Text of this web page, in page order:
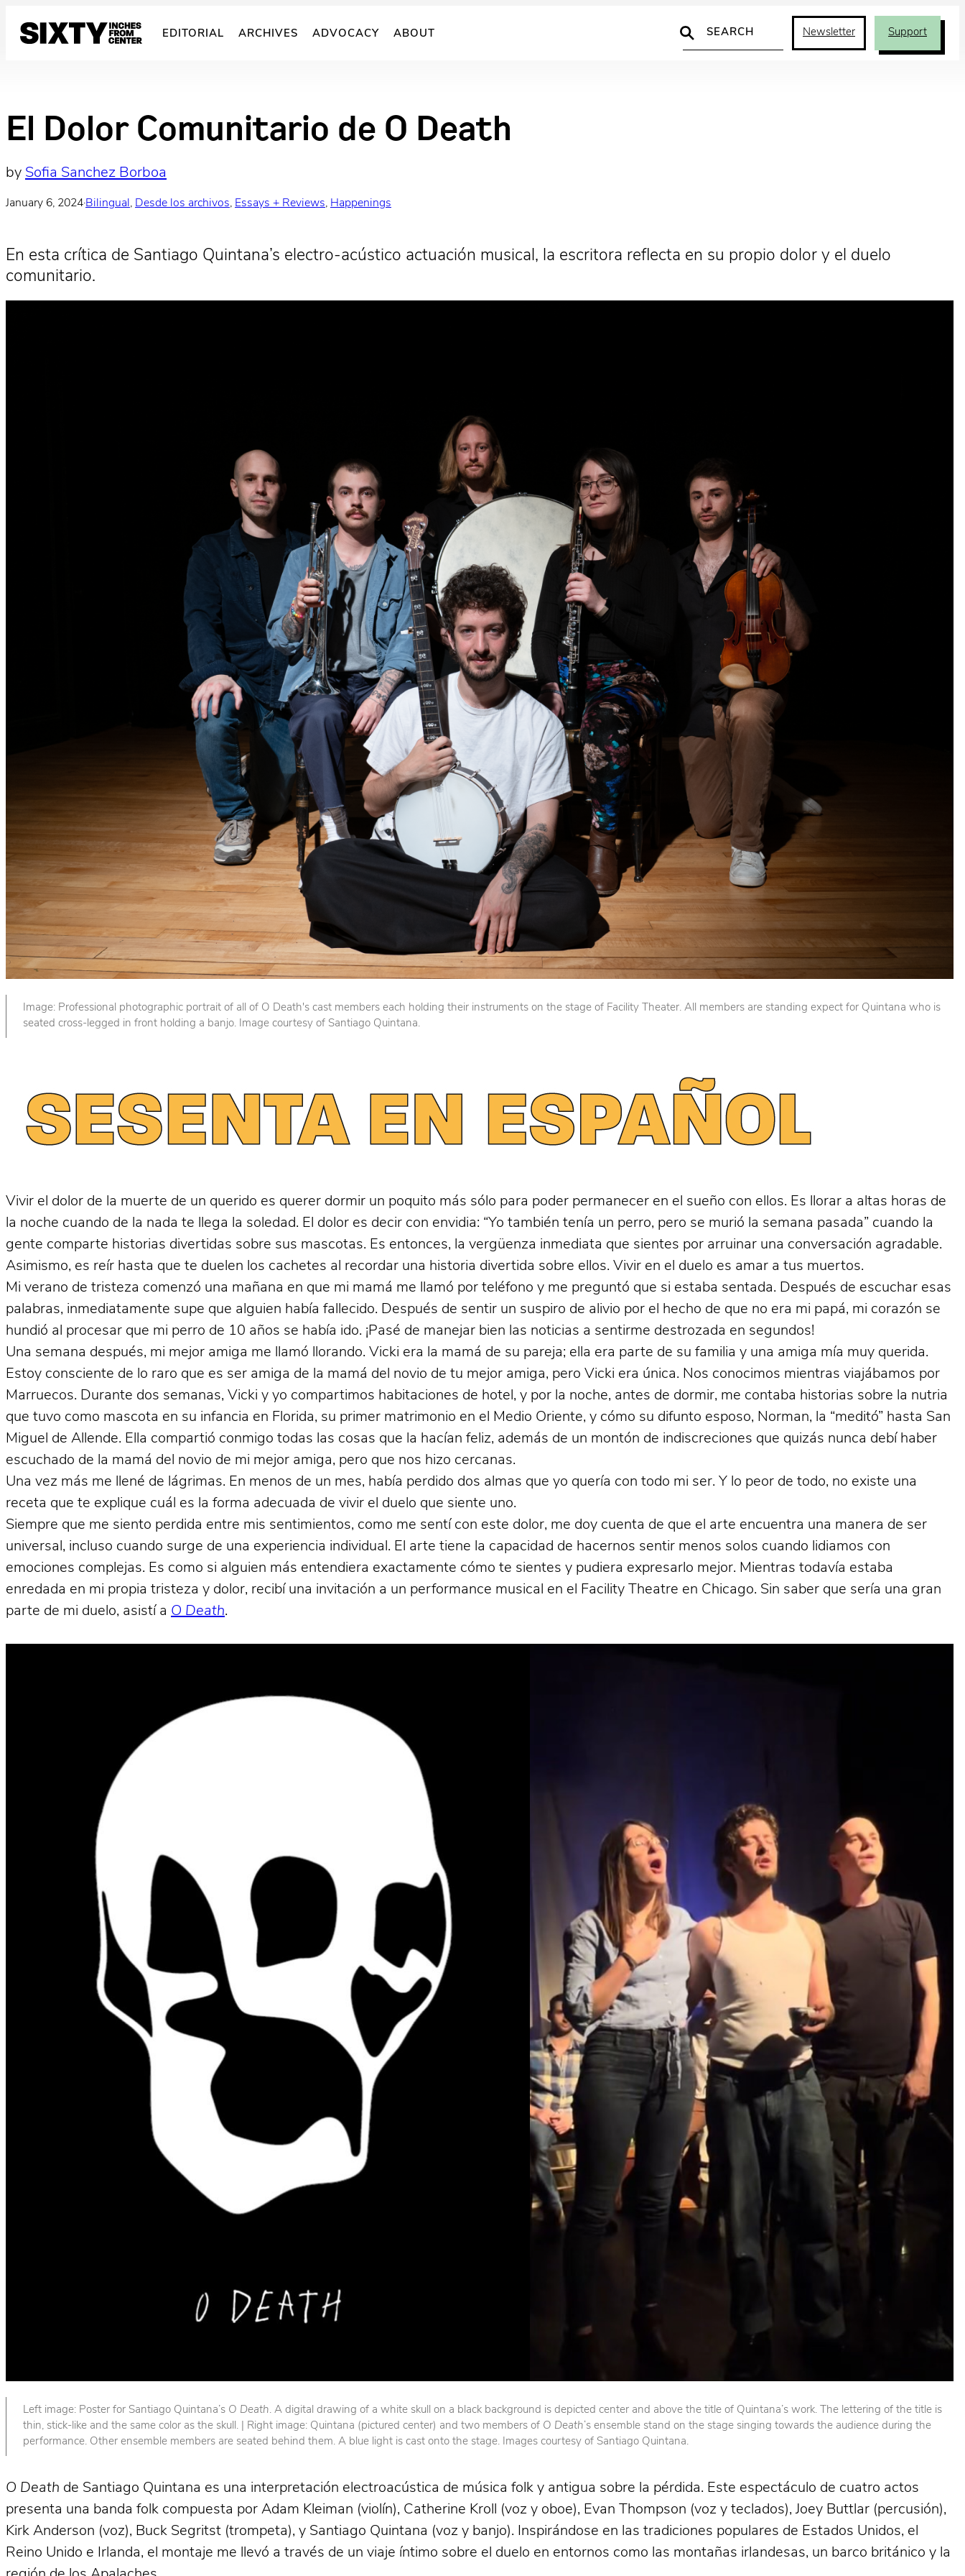
EDITORIAL ARCHIVES ADVOCACY ABOUT
Search
Newsletter Support
El Dolor Comunitario de O Death
by Sofia Sanchez Borboa
January 6, 2024·Bilingual , Desde los archivos, Essays + Reviews, Happenings
En esta crítica de Santiago Quintana’s electro-acústico actuación musical, la escritora reflecta en su propio dolor y el duelo
comunitario.
Image: Professional photographic portrait of all of O Death's cast members each holding their instruments on the stage of Facility Theater. All members are standing expect for Quintana who is
seated cross-legged in front holding a banjo. Image courtesy of Santiago Quintana.
Vivir el dolor de la muerte de un querido es querer dormir un poquito más sólo para poder permanecer en el sueño con ellos. Es llorar a altas horas de
la noche cuando de la nada te llega la soledad. El dolor es decir con envidia: “Yo también tenía un perro, pero se murió la semana pasada” cuando la
gente comparte historias divertidas sobre sus mascotas. Es entonces, la vergüenza inmediata que sientes por arruinar una conversación agradable.
Asimismo, es reír hasta que te duelen los cachetes al recordar una historia divertida sobre ellos. Vivir en el duelo es amar a tus muertos.
Mi verano de tristeza comenzó una mañana en que mi mamá me llamó por teléfono y me preguntó que si estaba sentada. Después de escuchar esas
palabras, inmediatamente supe que alguien había fallecido. Después de sentir un suspiro de alivio por el hecho de que no era mi papá, mi corazón se
hundió al procesar que mi perro de 10 años se había ido. ¡Pasé de manejar bien las noticias a sentirme destrozada en segundos!
Una semana después, mi mejor amiga me llamó llorando. Vicki era la mamá de su pareja; ella era parte de su familia y una amiga mía muy querida.
Estoy consciente de lo raro que es ser amiga de la mamá del novio de tu mejor amiga, pero Vicki era única. Nos conocimos mientras viajábamos por
Marruecos. Durante dos semanas, Vicki y yo compartimos habitaciones de hotel, y por la noche, antes de dormir, me contaba historias sobre la nutria
que tuvo como mascota en su infancia en Florida, su primer matrimonio en el Medio Oriente, y cómo su difunto esposo, Norman, la “meditó” hasta San
Miguel de Allende. Ella compartió conmigo todas las cosas que la hacían feliz, además de un montón de indiscreciones que quizás nunca debí haber
escuchado de la mamá del novio de mi mejor amiga, pero que nos hizo cercanas.
Una vez más me llené de lágrimas. En menos de un mes, había perdido dos almas que yo quería con todo mi ser. Y lo peor de todo, no existe una
receta que te explique cuál es la forma adecuada de vivir el duelo que siente uno.
Siempre que me siento perdida entre mis sentimientos, como me sentí con este dolor, me doy cuenta de que el arte encuentra una manera de ser
universal, incluso cuando surge de una experiencia individual. El arte tiene la capacidad de hacernos sentir menos solos cuando lidiamos con
emociones complejas. Es como si alguien más entendiera exactamente cómo te sientes y pudiera expresarlo mejor. Mientras todavía estaba
enredada en mi propia tristeza y dolor, recibí una invitación a un performance musical en el Facility Theatre en Chicago. Sin saber que sería una gran
parte de mi duelo, asistí a O Death.
Left image: Poster for Santiago Quintana’s O Death. A digital drawing of a white skull on a black background is depicted center and above the title of Quintana’s work. The lettering of the title is
thin, stick-like and the same color as the skull. | Right image: Quintana (pictured center) and two members of O Death ‘s ensemble stand on the stage singing towards the audience during the
performance. Other ensemble members are seated behind them. A blue light is cast onto the stage. Images courtesy of Santiago Quintana.
O Death de Santiago Quintana es una interpretación electroacústica de música folk y antigua sobre la pérdida. Este espectáculo de cuatro actos
presenta una banda folk compuesta por Adam Kleiman (violín), Catherine Kroll (voz y oboe), Evan Thompson (voz y teclados), Joey Buttlar (percusión),
Kirk Anderson (voz), Buck Segritst (trompeta), y Santiago Quintana (voz y banjo). Inspirándose en las tradiciones populares de Estados Unidos, el
Reino Unido e Irlanda, el montaje me llevó a través de un viaje íntimo sobre el duelo en entornos como las montañas irlandesas, un barco británico y la